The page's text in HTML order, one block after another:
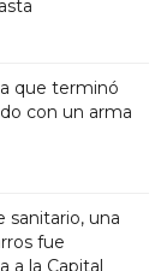
que terminó
con un arma
sanitario, una
fue
a la Capital